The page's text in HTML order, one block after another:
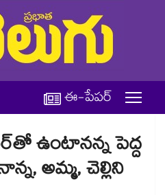
ఈ-పేపర్
ఉంటానన్న పెద్ద
అమ్మ, చెల్లిని